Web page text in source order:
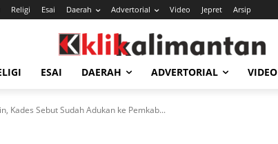
Religi Esai Daerah Advertorial Video Jepret Arsip
ESAI DAERAH ADVERTORIAL VIDEO
Kades Sebut Sudah Adukan ke Pemkab...